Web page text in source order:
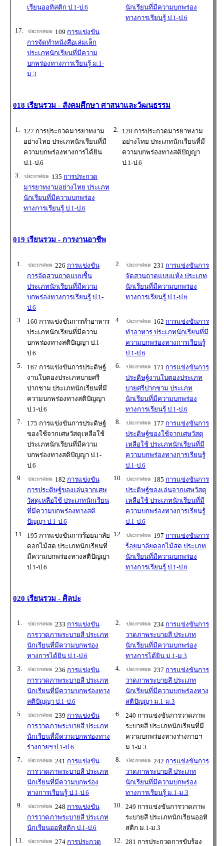
เรียนออทิสติก ป.1-ป.6
นักเรียนที่มีความบกพร่อง
ทางการเรียนรู้ ป.1-ป.6
17.
109 การแข่งขัน
การจัดทำหนังสือเล่มเล็ก
ประเภทนักเรียนที่มีความ
บกพร่องทางการเรียนรู้ ม.1-
ม.3
018 เรียนรวม - สังคมศึกษา ศาสนาและวัฒนธรรม
1.
127 การประกวดมารยาทงาม
อย่างไทย ประเภทนักเรียนที่มี
ความบกพร่องทางการได้ยิน
ป.1-ป.6
2.
128 การประกวดมารยาทงาม
อย่างไทย ประเภทนักเรียนที่มี
ความบกพร่องทางสติปัญญา
ป.1-ป.6
3.
135 การประกวด
มารยาทงามอย่างไทย ประเภท
นักเรียนที่มีความบกพร่อง
ทางการเรียนรู้ ป.1-ป.6
019 เรียนรวม - การงานอาชีพ
1. 226 การแข่งขัน
การจัดสวนถาดแบบชื้น
ประเภทนักเรียนที่มีความ
บกพร่องทางการเรียนรู้ ป.1-
ป.6
2. 231 การแข่งขันการ
จัดสวนถาดแบบแห้ง ประเภท
นักเรียนที่มีความบกพร่อง
ทางการเรียนรู้ ป.1-ป.6
3.
160 การแข่งขันการทำอาหาร
ประเภทนักเรียนที่มีความ
บกพร่องทางสติปัญญา ป.1-
ป.6
4. 162 การแข่งขันการ
ทำอาหาร ประเภทนักเรียนที่มี
ความบกพร่องทางการเรียนรู้
ป.1-ป.6
5.
167 การแข่งขันการประดิษฐ์
งานใบตองประเภทบายศรี
ปากชาม ประเภทนักเรียนที่มี
ความบกพร่องทางสติปัญญา
ป.1-ป.6
6. 171 การแข่งขันการ
ประดิษฐ์งานใบตองประเภท
บายศรีปากชาม ประเภท
นักเรียนที่มีความบกพร่อง
ทางการเรียนรู้ ป.1-ป.6
7.
175 การแข่งขันการประดิษฐ์
ของใช้จากเศษวัสดุเหลือใช้
ประเภทนักเรียนที่มีความ
บกพร่องทางสติปัญญา ป.1-
ป.6
8. 177 การแข่งขันการ
ประดิษฐ์ของใช้จากเศษวัสดุ
เหลือใช้ ประเภทนักเรียนที่มี
ความบกพร่องทางการเรียนรู้
ป.1-ป.6
9.
182 การแข่งขัน
การประดิษฐ์ของเล่นจากเศษ
วัสดุเหลือใช้ ประเภทนักเรียน
ที่มีความบกพร่องทางสติ
ปัญญา ป.1-ป.6
10. 185 การแข่งขันการ
ประดิษฐ์ของเล่นจากเศษวัสดุ
เหลือใช้ ประเภทนักเรียนที่มี
ความบกพร่องทางการเรียนรู้
ป.1-ป.6
11.
195 การแข่งขันการร้อยมาลัย
ดอกไม้สด ประเภทนักเรียนที่
มีความบกพร่องทางสติปัญญา
ป.1-ป.6
12. 197 การแข่งขันการ
ร้อยมาลัยดอกไม้สด ประเภท
นักเรียนที่มีความบกพร่อง
ทางการเรียนรู้ ป.1-ป.6
020 เรียนรวม - ศิลปะ
1. 233 การแข่งขัน
การวาดภาพระบายสี ประเภท
นักเรียนที่มีความบกพร่อง
ทางการได้ยิน ป.1-ป.6
2. 234 การแข่งขันการ
วาดภาพระบายสี ประเภท
นักเรียนที่มีความบกพร่อง
ทางการได้ยิน ม.1-ม.3
3.
236 การแข่งขัน
การวาดภาพระบายสี ประเภท
นักเรียนที่มีความบกพร่องทาง
สติปัญญา ป.1-ป.6
4. 237 การแข่งขันการ
วาดภาพระบายสี ประเภท
นักเรียนที่มีความบกพร่องทาง
สติปัญญา ม.1-ม.3
5.
239 การแข่งขัน
การวาดภาพระบายสี ประเภท
นักเรียนที่มีความบกพร่องทาง
ร่างกายฯ ป.1-ป.6
6.
240 การแข่งขันการวาดภาพ
ระบายสี ประเภทนักเรียนที่มี
ความบกพร่องทางร่างกายฯ
ม.1-ม.3
7.
241 การแข่งขัน
การวาดภาพระบายสี ประเภท
นักเรียนที่มีความบกพร่อง
ทางการเรียนรู้ ป.1-ป.6
8. 242 การแข่งขันการ
วาดภาพระบายสี ประเภท
นักเรียนที่มีความบกพร่อง
ทางการเรียนรู้ ม.1-ม.3
9.
248 การแข่งขัน
การวาดภาพระบายสี ประเภท
นักเรียนออทิสติก ป.1-ป.6
10.
249 การแข่งขันการวาดภาพ
ระบายสี ประเภทนักเรียนออทิ
สติก ม.1-ม.3
11.
274 การประกวด
12.
281 การประกวดการขับร้อง